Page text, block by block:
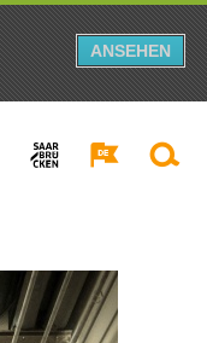
ANSEHEN